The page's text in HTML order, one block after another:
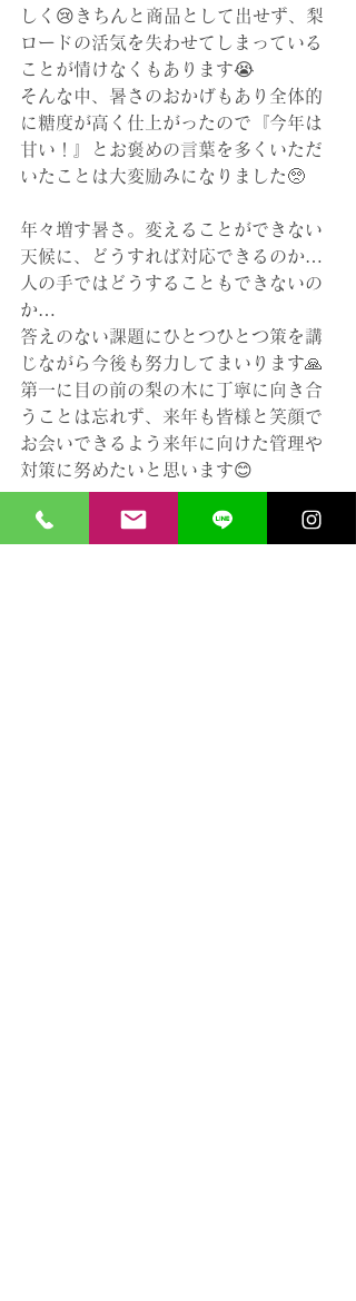
しく😢きちんと商品として出せず、梨
ロードの活気を失わせてしまっている
ことが情けなくもあります😭
そんな中、暑さのおかげもあり全体的
に糖度が高く仕上がったので『今年は
甘い！』とお褒めの言葉を多くいただ
いたことは大変励みになりました🥺
年々増す暑さ。変えることができない
天候に、どうすれば対応できるのか…
人の手ではどうすることもできないの
か…
答えのない課題にひとつひとつ策を講
じながら今後も努力してまいります🙏
第一に目の前の梨の木に丁寧に向き合
うことは忘れず、来年も皆様と笑顔で
お会いできるよう来年に向けた管理や
対策に努めたいと思います😊
今後とも変わらぬお引き立てのほどど
うぞよろしくお願いいたします🙇‍♀️